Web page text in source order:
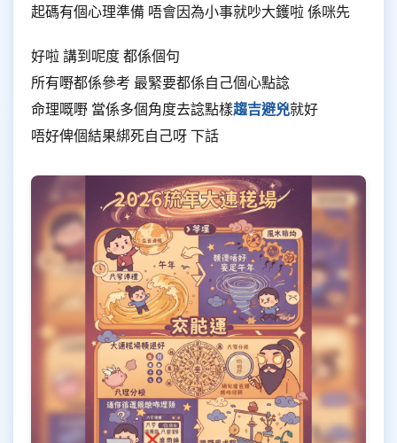
起碼有個心理準備 唔會因為小事就吵大鑊啦 係咪先
好啦 講到呢度 都係個句
所有嘢都係參考 最緊要都係自己個心點諗
命理嘅嘢 當係多個角度去諗點樣趨吉避兇就好
唔好俾個結果綁死自己呀 下話